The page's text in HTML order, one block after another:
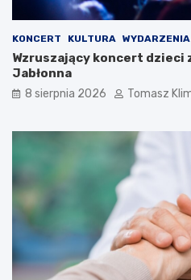
KONCERT KULTURA WYDARZENIA
Wzruszający koncert dzieci
Jabłonna
8 sierpnia 2026 Tomasz